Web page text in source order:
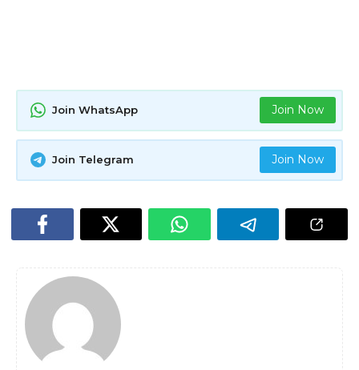
Join WhatsApp Join Now
Join Telegram Join Now